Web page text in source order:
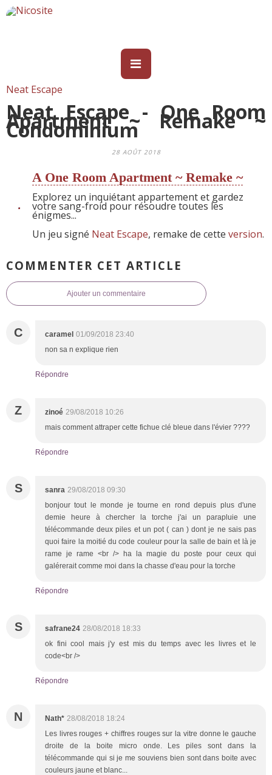
Neat Escape
Neat Escape - One Room
Apartment ~ Remake ~
Condominium
28 AOÛT 2018
A One Room Apartment ~ Remake ~
Explorez un inquiétant appartement et gardez
votre sang-froid pour résoudre toutes les
énigmes...
Un jeu signé Neat Escape, remake de cette version.
COMMENTER CET ARTICLE
Ajouter un commentaire
C caramel 01/09/2018 23:40
non sa n explique rien
Répondre
Z zinoé 29/08/2018 10:26
mais comment attraper cette fichue clé bleue dans l'évier ????
Répondre
S sanra 29/08/2018 09:30
bonjour tout le monde je tourne en rond depuis plus d'une
demie heure à chercher la torche j'ai un parapluie une
télécommande deux piles et un pot ( can ) dont je ne sais pas
quoi faire la moitié du code couleur pour la salle de bain et là je
rame je rame <br /> ha la magie du poste pour ceux qui
galérerait comme moi dans la chasse d'eau pour la torche
Répondre
S safrane24 28/08/2018 18:33
ok fini cool mais j'y est mis du temps avec les livres et le
code<br />
Répondre
N Nath* 28/08/2018 18:24
Les livres rouges + chiffres rouges sur la vitre donne le gauche
droite de la boite micro onde. Les piles sont dans la
télécommande qui si je me souviens bien sont dans boite avec
couleurs jaune et blanc...